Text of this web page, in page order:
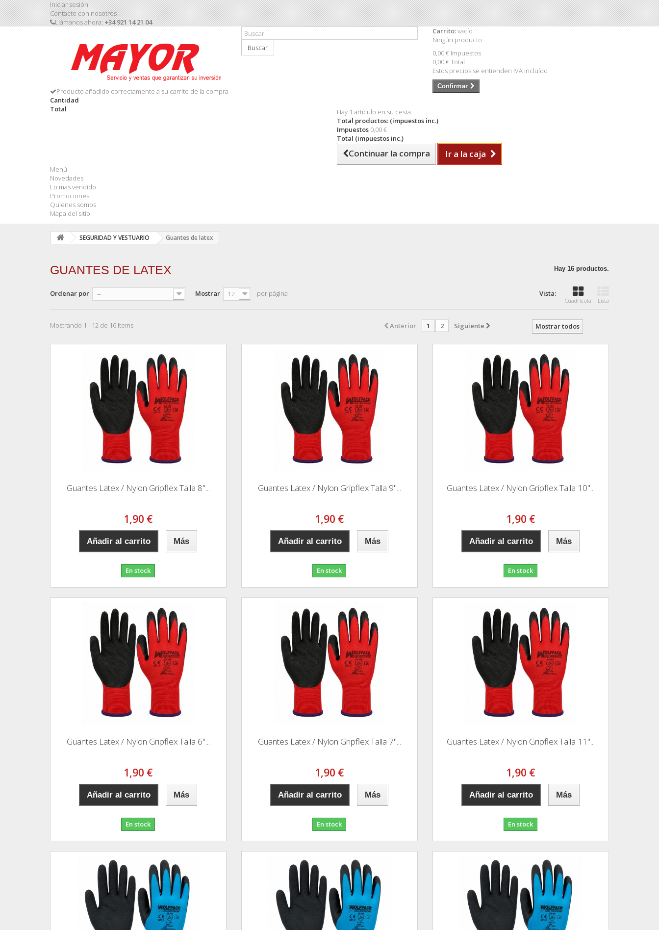
Iniciar sesión
Contacte con nosotros
Llámanos ahora:+34 921 14 21 04
Buscar
Carrito:vacío
Ningún producto
0,00 € Impuestos
0,00 €Total
Estos precios se entienden IVA incluído
Confirmar
Producto añadido correctamente a su carrito de la compra
Cantidad
Total
Hay 1 artículo en su cesta.
Total productos: (impuestos inc.)
Impuestos 0,00 €
Total (impuestos inc.)
Continuar la compra Ir a la caja
Menú
Novedades
Lo mas vendido
Promociones
Quienes somos
Mapa del sitio
SEGURIDAD Y VESTUARIO Guantes de latex
GUANTES DE LATEX Hay 16 productos.
Vista:
Cuadrícula Lista
Ordenar por -- Mostrar 12 por página
Mostrar todos
Anterior 1 2 Siguiente
Mostrando 1 - 12 de 16 items
Guantes Latex / Nylon Gripflex Talla 8"...
1,90 €
Añadir al carrito Más
En stock
Guantes Latex / Nylon Gripflex Talla 9"...
1,90 €
Añadir al carrito Más
En stock
Guantes Latex / Nylon Gripflex Talla 10"...
1,90 €
Añadir al carrito Más
En stock
Guantes Latex / Nylon Gripflex Talla 6"...
1,90 €
Añadir al carrito Más
En stock
Guantes Latex / Nylon Gripflex Talla 7"...
1,90 €
Añadir al carrito Más
En stock
Guantes Latex / Nylon Gripflex Talla 11"...
1,90 €
Añadir al carrito Más
En stock